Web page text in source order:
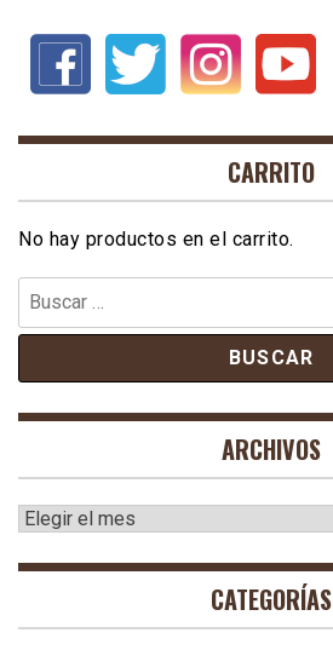
CARRITO
No hay productos en el carrito.
Buscar:
ARCHIVOS
Archivos
CATEGORÍAS